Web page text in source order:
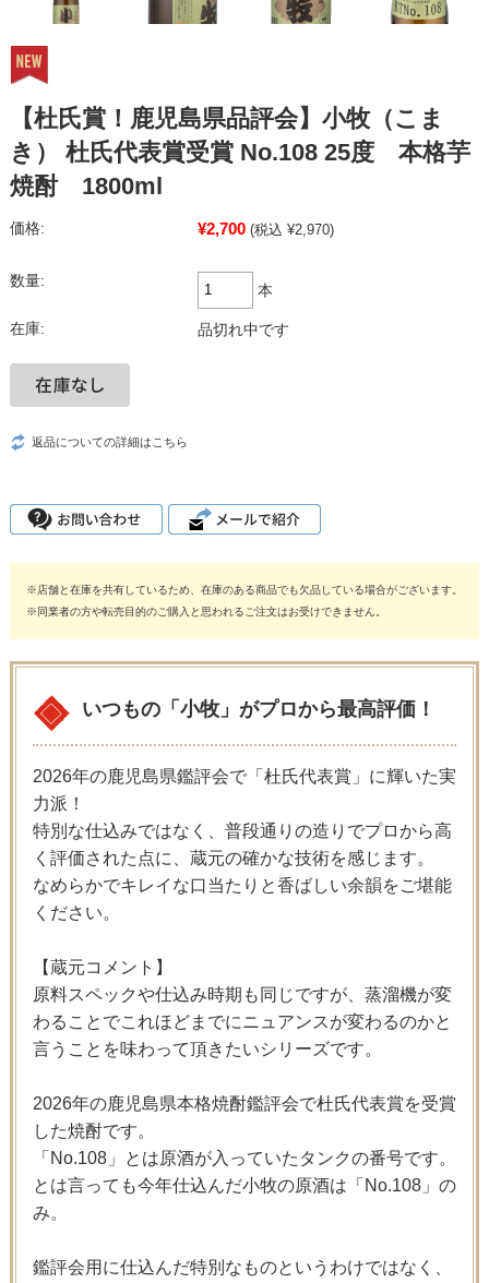
【杜氏賞！鹿児島県品評会】小牧（こま
き） 杜氏代表賞受賞 No.108 25度 本格芋
焼酎 1800ml
価格: ¥2,700 (税込 ¥2,970)
数量:
本
在庫: 品切れ中です
返品についての詳細はこちら
※店舗と在庫を共有しているため、在庫のある商品でも欠品している場合がございます。
※同業者の方や転売目的のご購入と思われるご注文はお受けできません。
いつもの「小牧」がプロから最高評価！
2026年の鹿児島県鑑評会で「杜氏代表賞」に輝いた実
力派！
特別な仕込みではなく、普段通りの造りでプロから高
く評価された点に、蔵元の確かな技術を感じます。
なめらかでキレイな口当たりと香ばしい余韻をご堪能
ください。
【蔵元コメント】
原料スペックや仕込み時期も同じですが、蒸溜機が変
わることでこれほどまでにニュアンスが変わるのかと
言うことを味わって頂きたいシリーズです。
2026年の鹿児島県本格焼酎鑑評会で杜氏代表賞を受賞
した焼酎です。
「No.108」とは原酒が入っていたタンクの番号です。
とは言っても今年仕込んだ小牧の原酒は「No.108」の
み。
鑑評会用に仕込んだ特別なものというわけではなく、